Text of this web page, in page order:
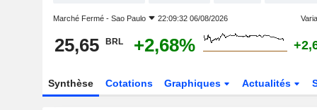
Marché Fermé - Sao Paulo 22:09:32 06/08/2026
25,65 BRL +2,68%
Synthèse Cotations Graphiques Actualités